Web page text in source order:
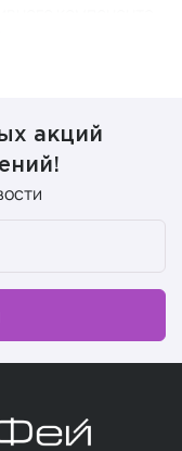
и
Ампулы с
акций